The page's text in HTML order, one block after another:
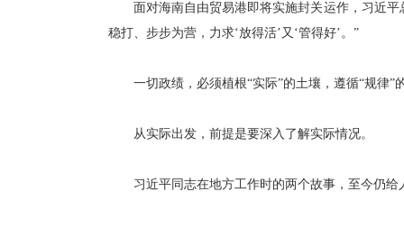
面对海南自由贸易港即将实施封关运作，习近平
稳打、步步为营，力求‘放得活’又‘管得好’。”
一切政绩，必须植根“实际”的土壤，遵循“规律”
从实际出发，前提是要深入了解实际情况。
习近平同志在地方工作时的两个故事，至今仍